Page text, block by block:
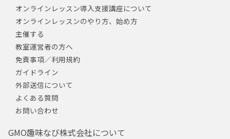
オンラインレッスン導入支援講座について
オンラインレッスンのやり方、始め方
主催する
教室運営者の方へ
免責事項／利用規約
ガイドライン
外部送信について
よくある質問
お問い合わせ
GMO趣味なび株式会社について